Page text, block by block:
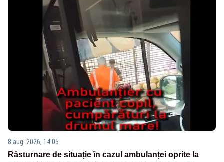
8 aug. 2026, 14:05
Răsturnare de situație în cazul ambulanței oprite la